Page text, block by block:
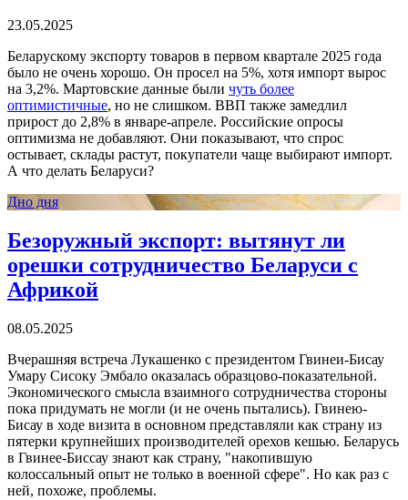
23.05.2025
Беларускому экспорту товаров в первом квартале 2025 года
было не очень хорошо. Он просел на 5%, хотя импорт вырос
на 3,2%. Мартовские данные были чуть более
оптимистичные, но не слишком. ВВП также замедлил
прирост до 2,8% в январе-апреле. Российские опросы
оптимизма не добавляют. Они показывают, что спрос
остывает, склады растут, покупатели чаще выбирают импорт.
А что делать Беларуси?
Дно дня
Безоружный экспорт: вытянут ли
орешки сотрудничество Беларуси с
Африкой
08.05.2025
Вчерашняя встреча Лукашенко с президентом Гвинеи-Бисау
Умару Сисоку Эмбало оказалась образцово-показательной.
Экономического смысла взаимного сотрудничества стороны
пока придумать не могли (и не очень пытались). Гвинею-
Бисау в ходе визита в основном представляли как страну из
пятерки крупнейших производителей орехов кешью. Беларусь
в Гвинее-Биссау знают как страну, "накопившую
колоссальный опыт не только в военной сфере". Но как раз с
ней, похоже, проблемы.